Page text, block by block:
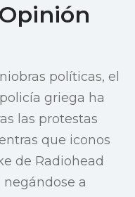
políticas, el
griega ha
las protestas
que iconos
de Radiohead
a